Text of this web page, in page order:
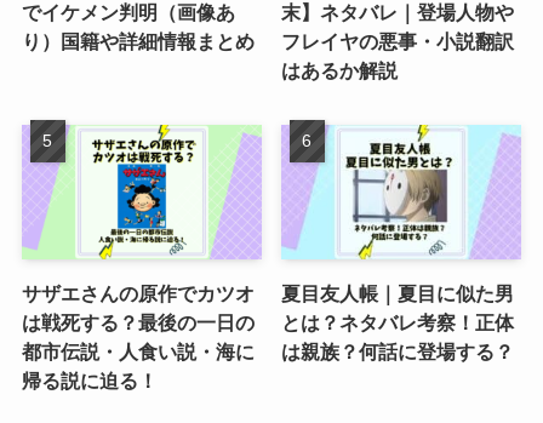
でイケメン判明（画像あ
り）国籍や詳細情報まとめ
末】ネタバレ｜登場人物や
フレイヤの悪事・小説翻訳
はあるか解説
サザエさんの原作でカツオ
は戦死する？最後の一日の
都市伝説・人食い説・海に
帰る説に迫る！
夏目友人帳｜夏目に似た男
とは？ネタバレ考察！正体
は親族？何話に登場する？